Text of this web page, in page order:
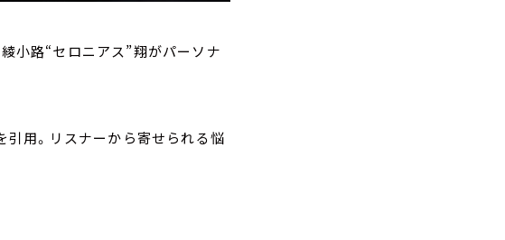
小路“セロニアス”翔がパーソナ
引用。リスナーから寄せられる悩